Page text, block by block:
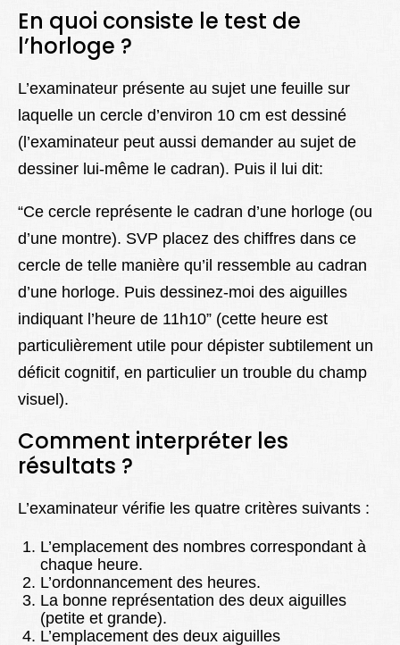
En quoi consiste le test de
l’horloge ?
L’examinateur présente au sujet une feuille sur
laquelle un cercle d’environ 10 cm est dessiné
(l’examinateur peut aussi demander au sujet de
dessiner lui-même le cadran). Puis il lui dit:
“Ce cercle représente le cadran d’une horloge (ou
d’une montre). SVP placez des chiffres dans ce
cercle de telle manière qu’il ressemble au cadran
d’une horloge. Puis dessinez-moi des aiguilles
indiquant l’heure de 11h10” (cette heure est
particulièrement utile pour dépister subtilement un
déficit cognitif, en particulier un trouble du champ
visuel).
Comment interpréter les
résultats ?
L’examinateur vérifie les quatre critères suivants :
L’emplacement des nombres correspondant à
chaque heure.
L’ordonnancement des heures.
La bonne représentation des deux aiguilles
(petite et grande).
L’emplacement des deux aiguilles